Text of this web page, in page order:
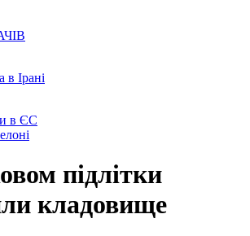
в Ірані
в ЄС
підлітки
кладовище